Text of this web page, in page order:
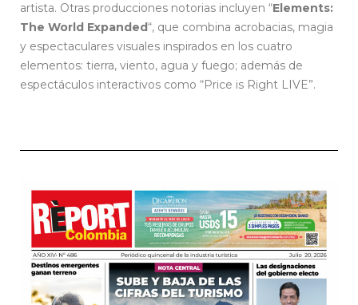
artista. Otras producciones notorias incluyen “Elements:
The World Expanded“, que combina acrobacias, magia
y espectaculares visuales inspirados en los cuatro
elementos: tierra, viento, agua y fuego; además de
espectáculos interactivos como “Price is Right LIVE”.